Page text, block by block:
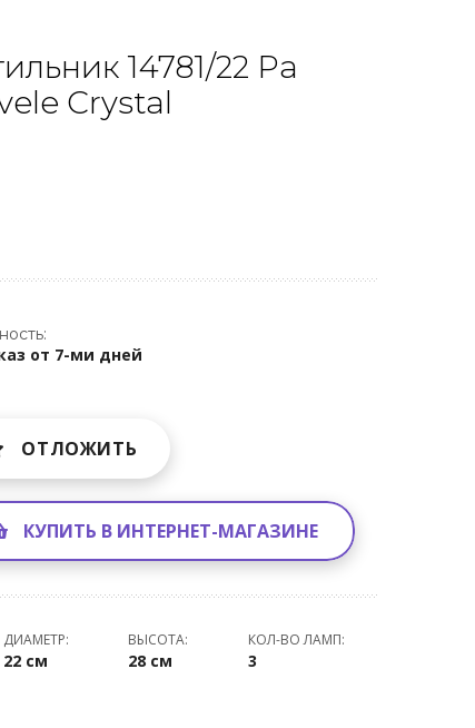
14781/22 Pa
Crystal
от 7-ми дней
ОТЛОЖИТЬ
КУПИТЬ В ИНТЕРНЕТ-МАГАЗИНЕ
ДИАМЕТР:
22 см
ВЫСОТА:
28 см
КОЛ-ВО ЛАМП:
3